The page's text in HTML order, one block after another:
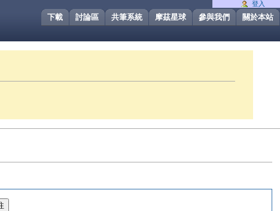
關於本站
參與我們
摩茲星球
共筆系統
討論區
下載
登入